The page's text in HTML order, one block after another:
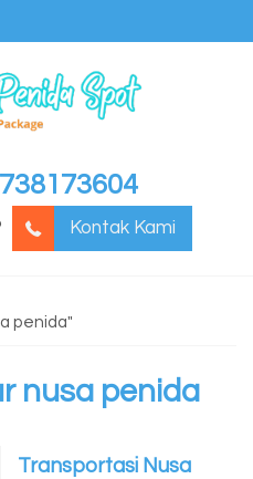
Kontak Kami
penida"
nusa penida
Transportasi Nusa